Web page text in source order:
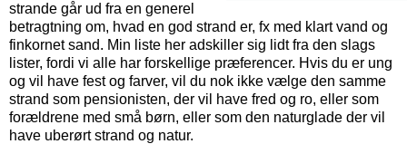
strande går ud fra en generel
betragtning om, hvad en god strand er, fx med klart vand og
finkornet sand. Min liste her adskiller sig lidt fra den slags
lister, fordi vi alle har forskellige præferencer. Hvis du er ung
og vil have fest og farver, vil du nok ikke vælge den samme
strand som pensionisten, der vil have fred og ro, eller som
forældrene med små børn, eller som den naturglade der vil
have uberørt strand og natur.